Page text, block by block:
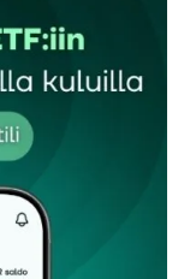
Pakolliset